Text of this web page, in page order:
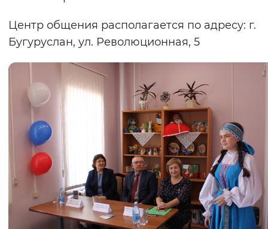
Центр общения располагается по адресу: г.
Бугуруслан, ул. Революционная, 5